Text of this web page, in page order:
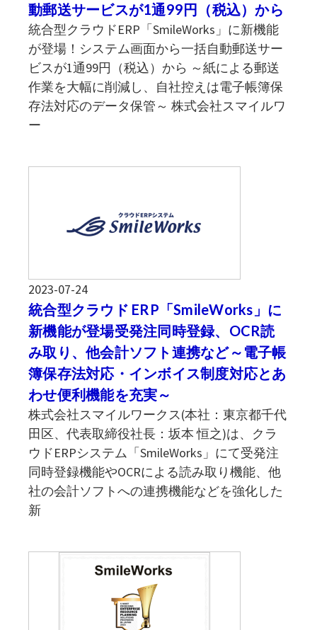
動郵送サービスが1通99円（税込）から
統合型クラウドERP「SmileWorks」に新機能
が登場！システム画面から一括自動郵送サー
ビスが1通99円（税込）から ～紙による郵送
作業を大幅に削減し、自社控えは電子帳簿保
存法対応のデータ保管～ 株式会社スマイルワ
ー
2023-07-24
統合型クラウド ERP「SmileWorks」に
新機能が登場受発注同時登録、OCR読
み取り、他会計ソフト連携など～電子帳
簿保存法対応・インボイス制度対応とあ
わせ便利機能を充実～
株式会社スマイルワークス(本社：東京都千代
田区、代表取締役社長：坂本 恒之)は、クラ
ウドERPシステム「SmileWorks」にて受発注
同時登録機能やOCRによる読み取り機能、他
社の会計ソフトへの連携機能などを強化した
新